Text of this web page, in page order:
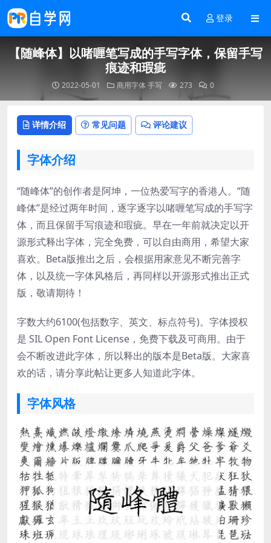
登录
【随峰体】以啫喱笔写成的手写字体，保留手写
痕迹和瑕疵
2022-05-01 商用字体手写 273 0
详情介绍 常见问题 评论建议
字体介绍
“随峰体”的创作者是阿坤，一位热爱写字的香港人。“随
峰体”是经过两年时间，逐字逐字以啫喱笔写成的手写字
体，而且保留手写痕迹和瑕疵。早在一年前就决定以开
源形式释出字体，完全免费，可以自由商用，希望大家
喜欢。Beta版推出之后，会根据用家意见不断完善字
体，以及统一字体风格后，再同样以开源形式推出正式
版，敬请期待！
字数大约6100(包括数字、英文、标点符号)。字体授权
是 SIL Open Font License，免费下载及可商用。由于
会不断改进此字体，所以释出的版本是Beta版。大家喜
欢的话，请分享此帖让更多人知道此字体。
字体风格